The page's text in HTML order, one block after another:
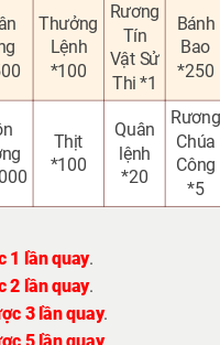
Thưởng
Lệnh
*100
Rương
Tín
Vật Sử
Thi *1
Bánh
Bao
*250
Thịt
*100
Quân
lệnh
*20
Rương
Chúa
Công
*5
1 lần quay.
2 lần quay.
3 lần quay.
5 lần quay.